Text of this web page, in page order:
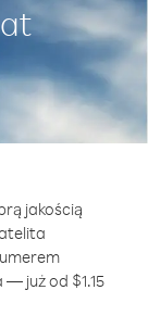
jakością
już od $1.15